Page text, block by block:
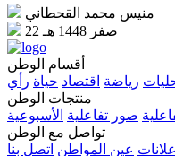
منيس محمد القحطاني
22 صفر 1448 هـ
أقسام الوطن
رياضة اقتصاد حياة رأي
منتجات الوطن
صور تفاعلية الأسبوعية
تواصل مع الوطن
عين المواطن اتصل بنا